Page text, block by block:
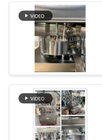
শিল্প শুকনো